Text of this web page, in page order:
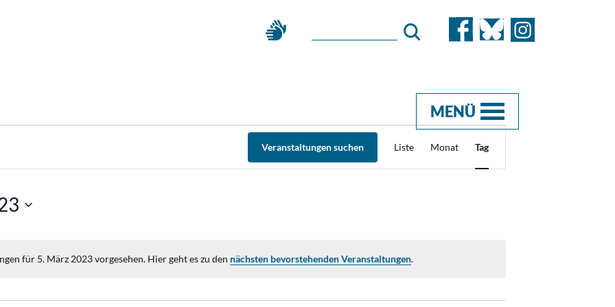
MENÜ
Hinweis
für 5. März 2023 vorgesehen. Hier geht es zu den nächsten bevorstehenden Veranstaltungen.
Veranstaltungen suchen
Veranstaltung
Ansichten-
Navigation
Liste Monat Tag